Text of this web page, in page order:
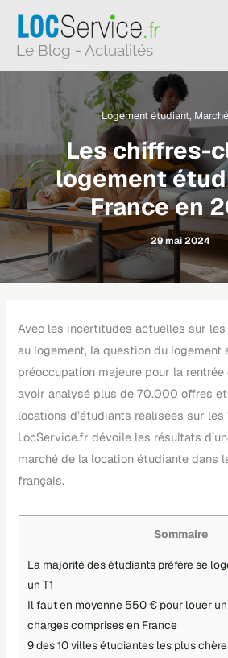
contenu
Le Blog - Actualités
Logement étudiant,
Les chiffres-
logement
France en
29 mai 2024
Avec les incertitudes actuelles sur les
au logement, la question du logement
préoccupation majeure pour la
avoir analysé plus de 70.000 offres
locations d’étudiants réalisées sur les
LocService.fr dévoile les résultats
marché de la location étudiante dans
français.
Sommaire
La majorité des étudiants préfère se
un T1
Il faut en moyenne 550 € pour louer
charges comprises en France
9 des 10 villes étudiantes les plus